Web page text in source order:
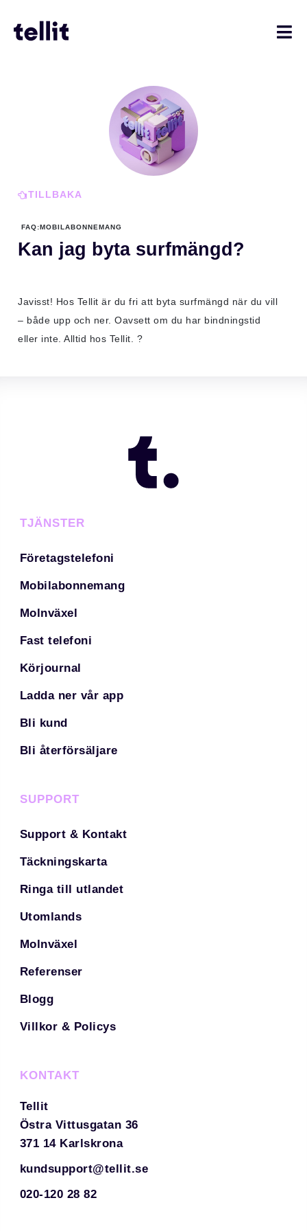
TILLBAKA
FAQ:MOBILABONNEMANG
Kan jag byta surfmängd?
Javisst! Hos Tellit är du fri att byta surfmängd när du vill
– både upp och ner. Oavsett om du har bindningstid
eller inte. Alltid hos Tellit. ?
TJÄNSTER
Företagstelefoni
Mobilabonnemang
Molnväxel
Fast telefoni
Körjournal
Ladda ner vår app
Bli kund
Bli återförsäljare
SUPPORT
Support & Kontakt
Täckningskarta
Ringa till utlandet
Utomlands
Molnväxel
Referenser
Blogg
Villkor & Policys
KONTAKT
Tellit
Östra Vittusgatan 36
371 14 Karlskrona
kundsupport@tellit.se
020-120 28 82